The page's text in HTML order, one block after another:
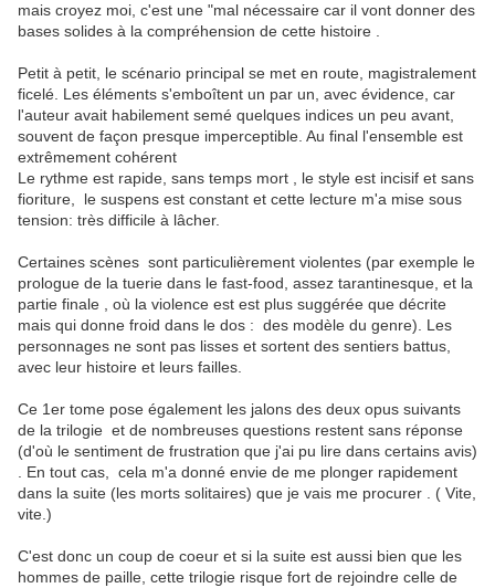
mais croyez moi, c'est une "mal nécessaire car il vont donner des
bases solides à la compréhension de cette histoire .
Petit à petit, le scénario principal se met en route, magistralement
ficelé. Les éléments s'emboîtent un par un, avec évidence, car
l'auteur avait habilement semé quelques indices un peu avant,
souvent de façon presque imperceptible. Au final l'ensemble est
extrêmement cohérent
Le rythme est rapide, sans temps mort , le style est incisif et sans
fioriture, le suspens est constant et cette lecture m'a mise sous
tension: très difficile à lâcher.
Certaines scènes sont particulièrement violentes (par exemple le
prologue de la tuerie dans le fast-food, assez tarantinesque, et la
partie finale , où la violence est est plus suggérée que décrite
mais qui donne froid dans le dos : des modèle du genre). Les
personnages ne sont pas lisses et sortent des sentiers battus,
avec leur histoire et leurs failles.
Ce 1er tome pose également les jalons des deux opus suivants
de la trilogie et de nombreuses questions restent sans réponse
(d'où le sentiment de frustration que j'ai pu lire dans certains avis)
. En tout cas, cela m'a donné envie de me plonger rapidement
dans la suite (les morts solitaires) que je vais me procurer . ( Vite,
vite.)
C'est donc un coup de coeur et si la suite est aussi bien que les
hommes de paille, cette trilogie risque fort de rejoindre celle de